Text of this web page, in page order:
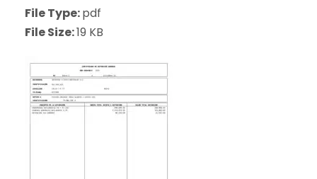
File Type:pdf
File Size:19 KB